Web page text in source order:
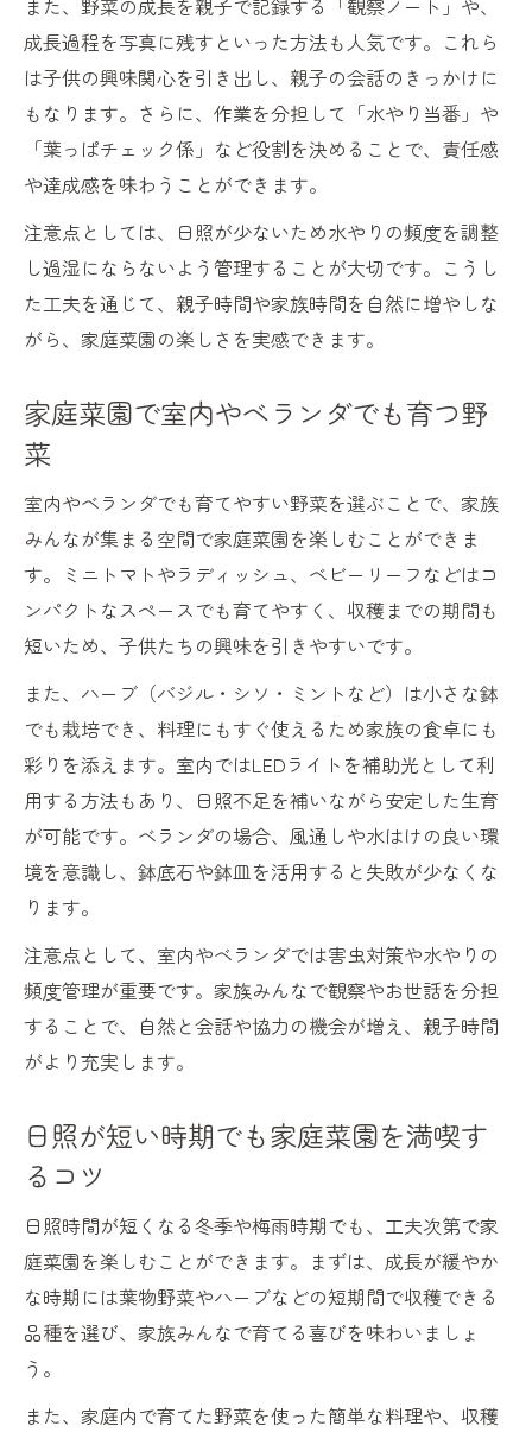
また、野菜の成長を親子で記録する「観察ノート」や、
成長過程を写真に残すといった方法も人気です。これら
は子供の興味関心を引き出し、親子の会話のきっかけに
もなります。さらに、作業を分担して「水やり当番」や
「葉っぱチェック係」など役割を決めることで、責任感
や達成感を味わうことができます。
注意点としては、日照が少ないため水やりの頻度を調整
し過湿にならないよう管理することが大切です。こうし
た工夫を通じて、親子時間や家族時間を自然に増やしな
がら、家庭菜園の楽しさを実感できます。
家庭菜園で室内やベランダでも育つ野
菜
室内やベランダでも育てやすい野菜を選ぶことで、家族
みんなが集まる空間で家庭菜園を楽しむことができま
す。ミニトマトやラディッシュ、ベビーリーフなどはコ
ンパクトなスペースでも育てやすく、収穫までの期間も
短いため、子供たちの興味を引きやすいです。
また、ハーブ（バジル・シソ・ミントなど）は小さな鉢
でも栽培でき、料理にもすぐ使えるため家族の食卓にも
彩りを添えます。室内ではLEDライトを補助光として利
用する方法もあり、日照不足を補いながら安定した生育
が可能です。ベランダの場合、風通しや水はけの良い環
境を意識し、鉢底石や鉢皿を活用すると失敗が少なくな
ります。
注意点として、室内やベランダでは害虫対策や水やりの
頻度管理が重要です。家族みんなで観察やお世話を分担
することで、自然と会話や協力の機会が増え、親子時間
がより充実します。
日照が短い時期でも家庭菜園を満喫す
るコツ
日照時間が短くなる冬季や梅雨時期でも、工夫次第で家
庭菜園を楽しむことができます。まずは、成長が緩やか
な時期には葉物野菜やハーブなどの短期間で収穫できる
品種を選び、家族みんなで育てる喜びを味わいましょ
う。
また、家庭内で育てた野菜を使った簡単な料理や、収穫